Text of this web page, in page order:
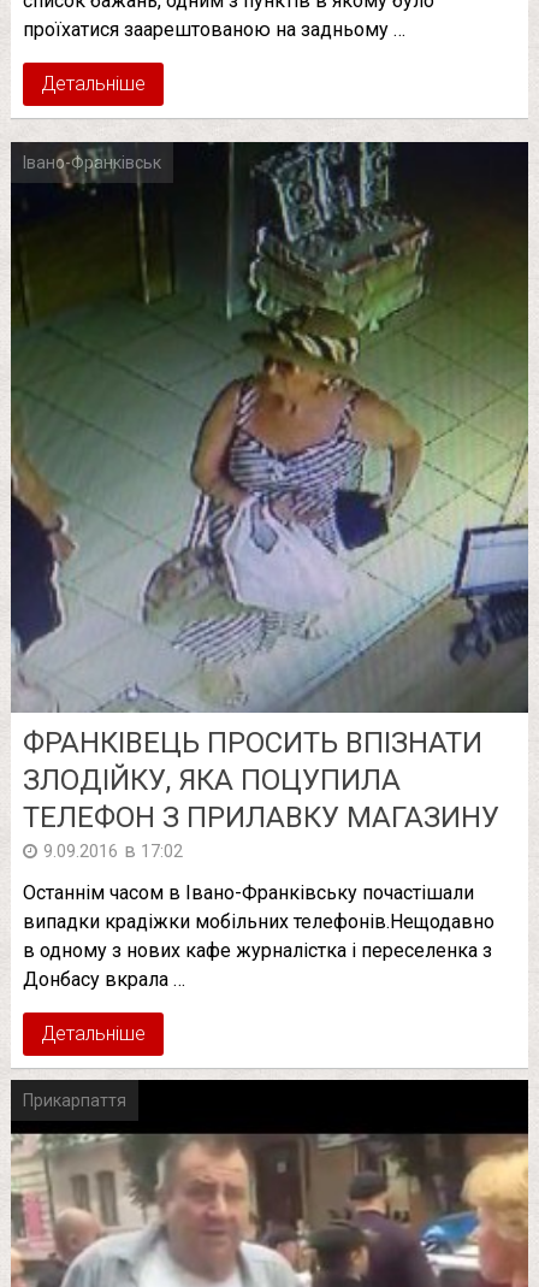
проїхатися заарештованою на задньому …
Детальніше
Івано-Франківськ
ФРАНКІВЕЦЬ ПРОСИТЬ ВПІЗНАТИ
ЗЛОДІЙКУ, ЯКА ПОЦУПИЛА
ТЕЛЕФОН З ПРИЛАВКУ МАГАЗИНУ
9.09.2016 в 17:02
Останнім часом в Івано-Франківську почастішали
випадки крадіжки мобільних телефонів.Нещодавно
в одному з нових кафе журналістка і переселенка з
Донбасу вкрала …
Детальніше
Прикарпаття